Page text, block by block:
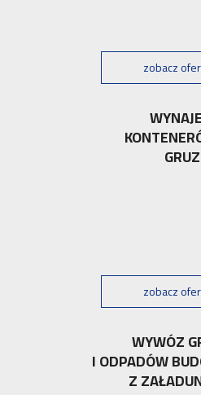
zobacz
GRUZ
zobacz
WYWÓZ
I ODPADÓW
Z